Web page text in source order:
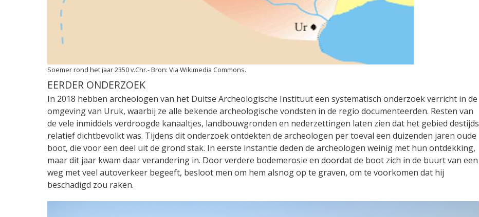
Soemer rond het jaar 2350 v.Chr. Via Wikimedia Commons.
EERDER ONDERZOEK
In 2018 hebben archeologen van het Duitse Archeologische Instituut een systematisch onderzoek verricht in de
omgeving van Uruk, waarbij ze alle bekende archeologische vondsten in de regio documenteerden. Resten van
de vele inmiddels verdroogde kanaaltjes, landbouwgronden en nederzettingen laten zien dat het gebied destijds
relatief dichtbevolkt was. Tijdens dit onderzoek ontdekten de archeologen per toeval een duizenden jaren oude
boot, die voor een deel uit de grond stak. In eerste instantie deden de archeologen weinig met hun ontdekking,
maar dit jaar kwam daar verandering in. Door verdere bodemerosie en doordat de boot zich in de buurt van een
weg met veel autoverkeer begeeft, besloot men om hem alsnog op te graven, om te voorkomen dat hij
beschadigd zou raken.